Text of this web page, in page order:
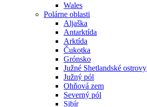
Wales
Polárne oblasti
Aljaška
Antarktída
Arktída
Čukotka
Grónsko
Južné Shetlandské ostrovy
Južný pól
Ohňová zem
Severný pól
Sibír